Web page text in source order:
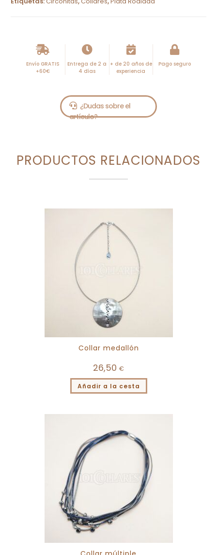
Envío GRATIS
+60€
Entrega de 2 a
4 días
+ de 20 años de
experiencia
Pago seguro
PRODUCTOS RELACIONADOS
Collar medallón
26,50 €
Añadir a la cesta